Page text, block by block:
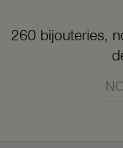
260 bijouteries,